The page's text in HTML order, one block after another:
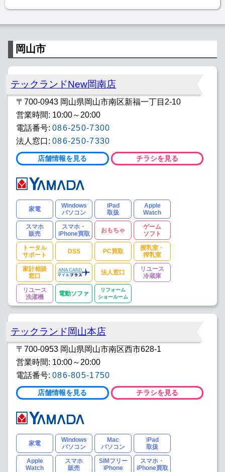
岡山市
テックランドNew岡南店
〒700-0943 岡山県岡山市南区新福一丁目2-10
営業時間: 10:00～20:00
電話番号: 086-250-7300
法人窓口: 086-250-7330
店舗情報を見る チラシを見る
家電
Windows
パソコン
iPad
取扱
Apple
Watch
スマホ
販売
スマホ・
iPhone買取
おもちゃ
ゲーム
ソフト
トータル
サポート
DSS PC買取
授乳室・
搾乳室
家計相談
窓口
法人窓口
リユース
冷蔵庫
リユース
洗濯機
電動ソファ
リフォーム
ショールーム
テックランド岡山本店
〒700-0953 岡山県岡山市南区西市628-1
営業時間: 10:00～20:00
電話番号: 086-805-1750
店舗情報を見る チラシを見る
家電
Windows
パソコン
Mac
パソコン
iPad
取扱
Apple
Watch
スマホ
販売
SIMフリー
iPhone
スマホ・
iPhone買取